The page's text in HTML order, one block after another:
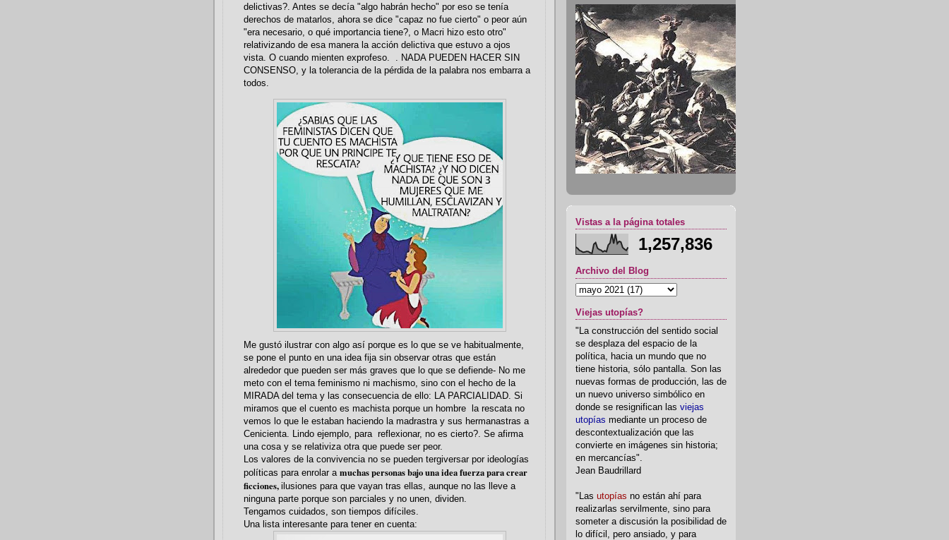
delictivas?. Antes se decía "algo habrán hecho" por eso se tenía
derechos de matarlos, ahora se dice "capaz no fue cierto" o peor aún
"era necesario, o qué importancia tiene?, o Macri hizo esto otro"
relativizando de esa manera la acción delictiva que estuvo a ojos
vista. O cuando mienten exprofeso. . NADA PUEDEN HACER SIN
CONSENSO, y la tolerancia de la pérdida de la palabra nos embarra a
todos.
Me gustó ilustrar con algo así porque es lo que se ve habitualmente,
se pone el punto en una idea fija sin observar otras que están
alrededor que pueden ser más graves que lo que se defiende- No me
meto con el tema feminismo ni machismo, sino con el hecho de la
MIRADA del tema y las consecuencia de ello: LA PARCIALIDAD. Si
miramos que el cuento es machista porque un hombre la rescata no
vemos lo que le estaban haciendo la madrastra y sus hermanastras a
Cenicienta. Lindo ejemplo, para reflexionar, no es cierto?. Se afirma
una cosa y se relativiza otra que puede ser peor.
Los valores de la convivencia no se pueden tergiversar por ideologías
políticas para enrolar a muchas personas bajo una idea fuerza para crear
ficciones, ilusiones para que vayan tras ellas, aunque no las lleve a
ninguna parte porque son parciales y no unen, dividen.
Tengamos cuidados, son tiempos difíciles.
Una lista interesante para tener en cuenta:
Vistas a la página totales
1,257,836
Archivo del Blog
Viejas utopías?
"La construcción del sentido social
se desplaza del espacio de la
política, hacia un mundo que no
tiene historia, sólo pantalla. Son las
nuevas formas de producción, las de
un nuevo universo simbólico en
donde se resignifican las viejas
utopías mediante un proceso de
descontextualización que las
convierte en imágenes sin historia;
en mercancías".
Jean Baudrillard
"Las utopías no están ahí para
realizarlas servilmente, sino para
someter a discusión la posibilidad de
lo difícil, pero ansiado, y para